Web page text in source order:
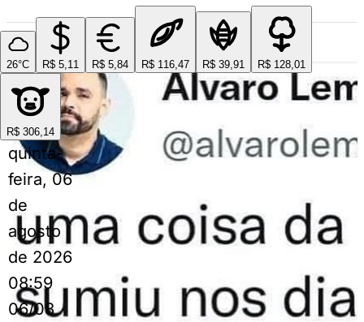
26°C R$ 5,11 R$ 5,84 R$ 116,47 R$ 39,91 R$ 128,01
R$ 306,14
quinta-
feira, 06
de
agosto
de 2026
08:59
06/08
Perrengues relacionados